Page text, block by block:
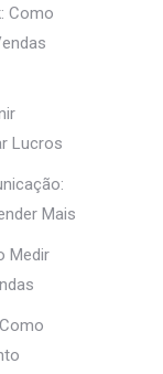
Como
Lucros
Mais
Medir